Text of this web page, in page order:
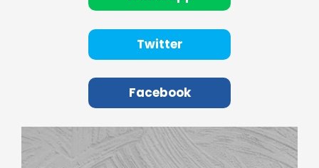
Twitter
Facebook